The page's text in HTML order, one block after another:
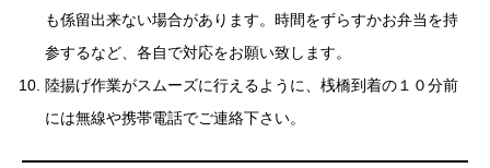
も係留出来ない場合があります。時間をずらすかお弁当を持
参するなど、各自で対応をお願い致します。
陸揚げ作業がスムーズに行えるように、桟橋到着の１０分前
には無線や携帯電話でご連絡下さい。